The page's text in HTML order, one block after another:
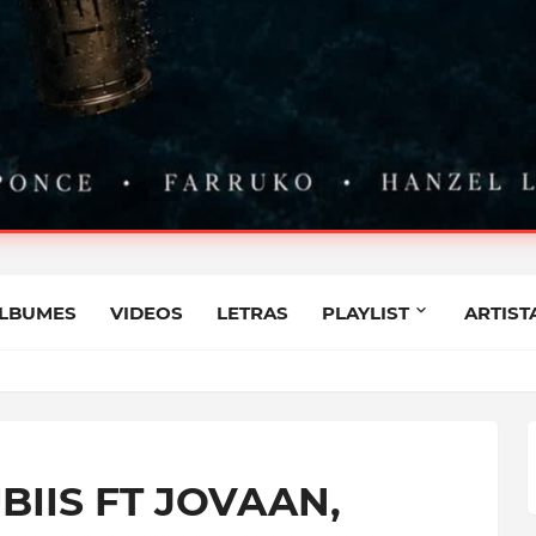
VIDEOS LETRAS PLAYLIST
FT FARRUKO, HANZEL LA H, FRONTI
FT JOVAAN,